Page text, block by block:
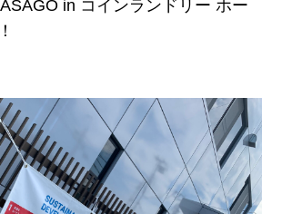
in コインランドリー ホー